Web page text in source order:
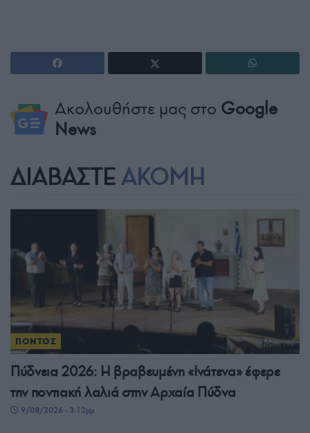
Ακολουθήστε μας στο Google
News
ΔΙΑΒΑΣΤΕ ΑΚΟΜΗ
ΠΟΝΤΟΣ
Πύδνεια 2026: Η βραβευμένη «Ινάτενα» έφερε
την ποντιακή λαλιά στην Αρχαία Πύδνα
9/08/2026 - 3:12μμ